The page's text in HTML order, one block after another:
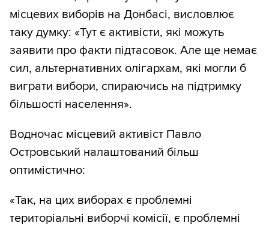
місцевих виборів на Донбасі, висловлює
таку думку: «Тут є активісти, які можуть
заявити про факти підтасовок. Але ще немає
сил, альтернативних олігархам, які могли б
виграти вибори, спираючись на підтримку
більшості населення».
Водночас місцевий активіст Павло
Островський налаштований більш
оптимістично:
«Так, на цих виборах є проблемні
територіальні виборчі комісії, є проблемні